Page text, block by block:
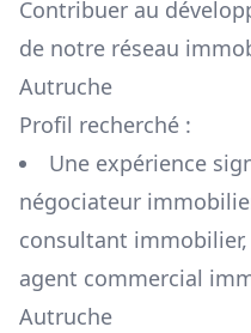
Contribuer au
de notre réseau
Autruche
Profil recherché :
Une expérience
négociateur
consultant
agent commercial
Autruche